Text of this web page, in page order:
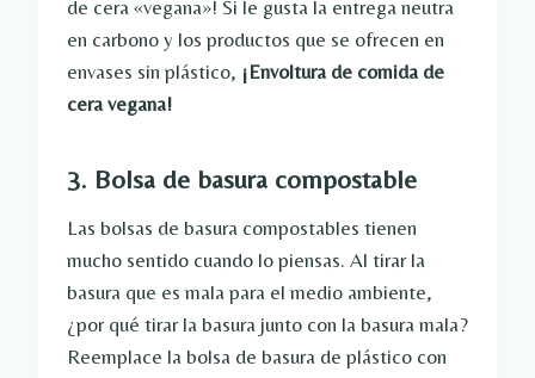
de cera «vegana»! Si le gusta la entrega neutra
en carbono y los productos que se ofrecen en
envases sin plástico, ¡Envoltura de comida de
cera vegana!
3. Bolsa de basura compostable
Las bolsas de basura compostables tienen
mucho sentido cuando lo piensas. Al tirar la
basura que es mala para el medio ambiente,
¿por qué tirar la basura junto con la basura mala?
Reemplace la bolsa de basura de plástico con